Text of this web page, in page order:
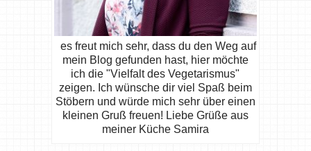
es freut mich sehr, dass du den Weg auf
mein Blog gefunden hast, hier möchte
ich die "Vielfalt des Vegetarismus"
zeigen. Ich wünsche dir viel Spaß beim
Stöbern und würde mich sehr über einen
kleinen Gruß freuen! Liebe Grüße aus
meiner Küche Samira